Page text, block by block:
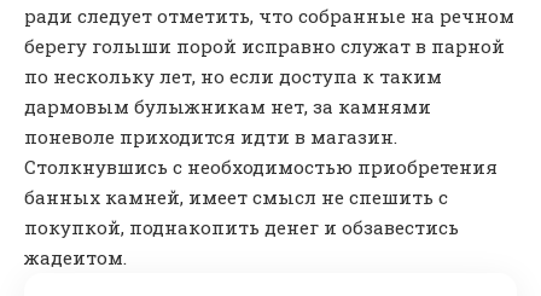
ради следует отметить, что собранные на речном
берегу голыши порой исправно служат в парной
по нескольку лет, но если доступа к таким
дармовым булыжникам нет, за камнями
поневоле приходится идти в магазин.
Столкнувшись с необходимостью приобретения
банных камней, имеет смысл не спешить с
покупкой, поднакопить денег и обзавестись
жадеитом.